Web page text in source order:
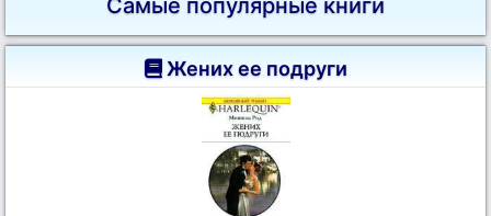
Самые популярные книги
Жених ее подруги